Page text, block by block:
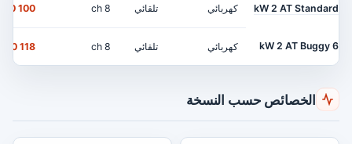
kW 2 AT Standard كهربائي تلقائي 8 ch
100 900 MAD
6 kW 2 AT Buggy كهربائي تلقائي 8 ch
118 900 MAD
الخصائص حسب النسخة